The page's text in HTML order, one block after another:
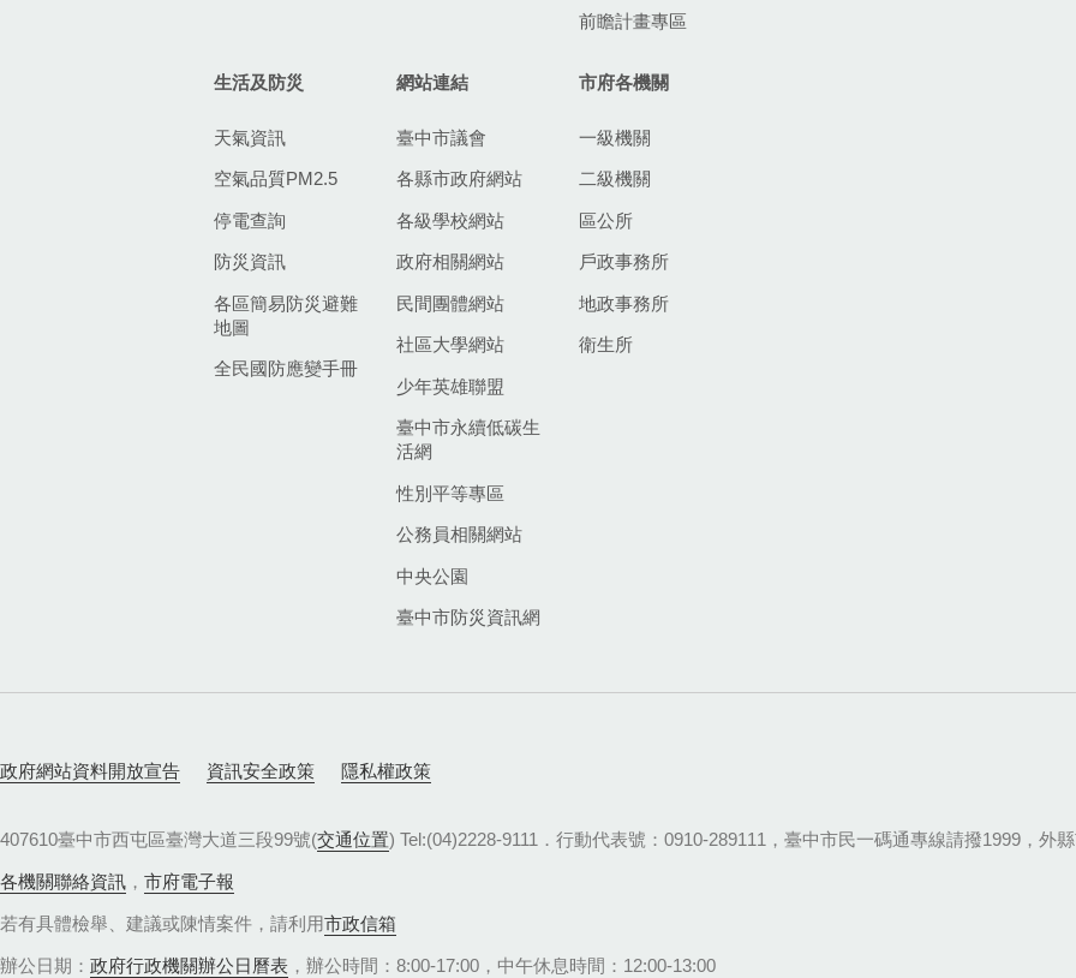
前瞻計畫專區
生活及防災
天氣資訊
空氣品質PM2.5
停電查詢
防災資訊
各區簡易防災避難
地圖
全民國防應變手冊
網站連結
臺中市議會
各縣市政府網站
各級學校網站
政府相關網站
民間團體網站
社區大學網站
少年英雄聯盟
臺中市永續低碳生
活網
性別平等專區
公務員相關網站
中央公園
臺中市防災資訊網
市府各機關
一級機關
二級機關
區公所
戶政事務所
地政事務所
衛生所
政府網站資料開放宣告 資訊安全政策 隱私權政策
407610臺中市西屯區臺灣大道三段99號(交通位置) Tel:(04)2228-9111．行動代表號：0910-289111，臺中市民一碼通專線請撥1999，外
各機關聯絡資訊 ， 市府電子報
若有具體檢舉、建議或陳情案件，請利用市政信箱
辦公日期： 政府行政機關辦公日曆表 ，辦公時間：8:00-17:00，中午休息時間：12:00-13:00